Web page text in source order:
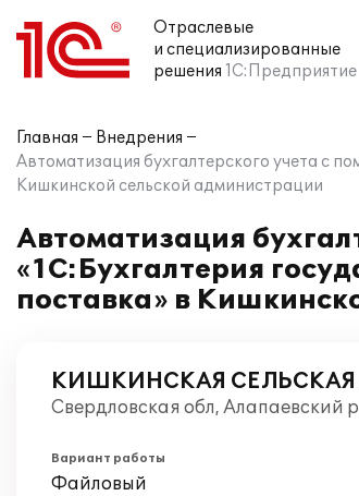
Отраслевые
и специализированные
решения 1С:Предприятие
Главная
Внедрения
Автоматизация бухгалтерского учета с
Кишкинской сельской администрации
Автоматизация
«1С:Бухгалтерия
поставка» в
КИШКИНСКАЯ
Свердловская обл, Алапаевский
Вариант работы
Файловый